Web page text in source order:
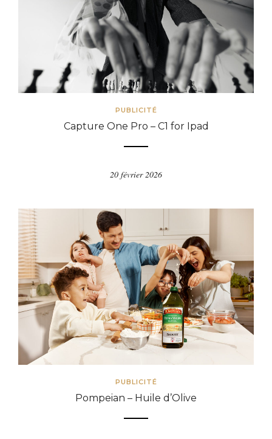
PUBLICITÉ
Capture One Pro – C1 for Ipad
20 février 2026
PUBLICITÉ
Pompeian – Huile d’Olive